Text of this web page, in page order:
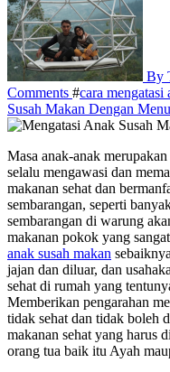
By
Comments #cara mengatasi
Susah Makan Dengan
Masa anak-anak merupakan masa di mana para orangtua harus
selalu mengawasi dan
makanan sehat dan
sembarangan, seperti
sembarangan di warung
makanan pokok yang
anak susah makan
jajan dan diluar, dan
sehat di rumah yang
Memberikan pengarahan
tidak sehat dan tidak boleh
makanan sehat yang harus
orang tua baik itu Ayah